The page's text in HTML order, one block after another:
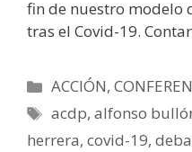
fin de nuestro modelo
tras el Covid-19.
Categorías
ACCIÓN,
Etiquetas
acdp,alfonso
herrera, covid-19,